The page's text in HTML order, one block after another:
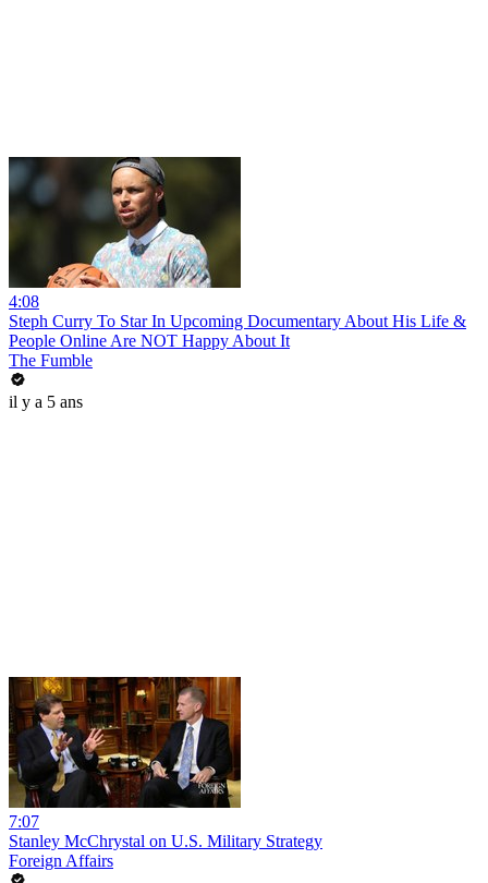
4:08
Steph Curry To Star In Upcoming Documentary About His Life &
People Online Are NOT Happy About It
The Fumble
il y a 5 ans
7:07
Stanley McChrystal on U.S. Military Strategy
Foreign Affairs